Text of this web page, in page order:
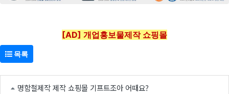
[AD] 개업홍보물제작 쇼핑몰
목록
명함철제작 제작 쇼핑몰 기프트조아 어때요?